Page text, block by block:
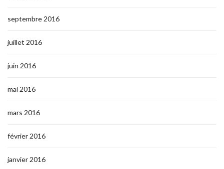
septembre 2016
juillet 2016
juin 2016
mai 2016
mars 2016
février 2016
janvier 2016